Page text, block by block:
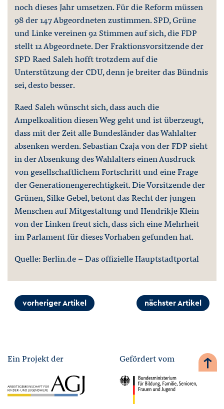
noch dieses Jahr umsetzen. Für die Reform müssen
98 der 147 Abgeordneten zustimmen. SPD, Grüne
und Linke vereinen 92 Stimmen auf sich, die FDP
stellt 12 Abgeordnete. Der Fraktionsvorsitzende der
SPD Raed Saleh hofft trotzdem auf die
Unterstützung der CDU, denn je breiter das Bündnis
sei, desto besser.
Raed Saleh wünscht sich, dass auch die
Ampelkoalition diesen Weg geht und ist überzeugt,
dass mit der Zeit alle Bundesländer das Wahlalter
absenken werden. Sebastian Czaja von der FDP sieht
in der Absenkung des Wahlalters einen Ausdruck
von gesellschaftlichem Fortschritt und eine Frage
der Generationengerechtigkeit. Die Vorsitzende der
Grünen, Silke Gebel, betont das Recht der jungen
Menschen auf Mitgestaltung und Hendrikje Klein
von der Linken freut sich, dass sich eine Mehrheit
im Parlament für dieses Vorhaben gefunden hat.
Quelle: Berlin.de - Das offizielle Hauptstadtportal
vorheriger Artikel nächster Artikel
Ein Projekt der Gefördert vom